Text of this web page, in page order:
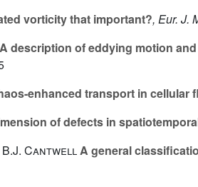
vorticity that important?, Eur. J.
A description of eddying motion
enhanced transport in cellular
of defects in
B.J. CantwellA general